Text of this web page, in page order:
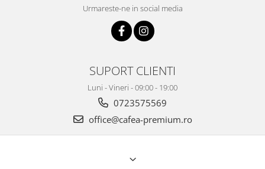
Urmareste-ne in social media
SUPORT CLIENTI
Luni - Vineri - 09:00 - 19:00
0723575569
office@cafea-premium.ro